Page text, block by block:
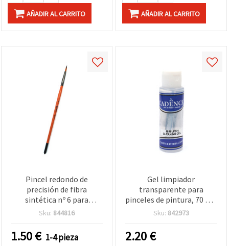
AÑADIR AL CARRITO AÑADIR AL CARRITO
Pincel redondo de
precisión de fibra
sintética nº 6 para
manualidades
Sku: 844816
1.50€ 1-4 pieza
Gel limpiador
transparente para
pinceles de pintura, 70 ml,
CADENCE Art & Hobby
cuidado de pinceles y
brochas para arte y
Sku: 842973
2.20€